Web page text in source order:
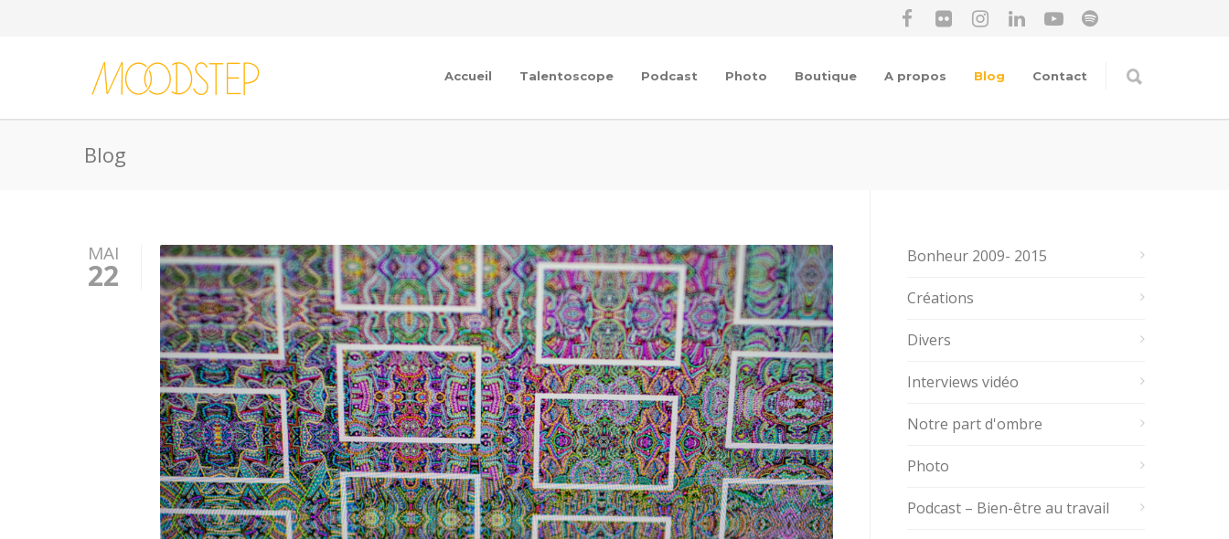
Accueil Talentoscope Podcast Photo Boutique A propos Blog Contact
Blog
MAI
22
Bonheur 2009- 2015
Créations
Divers
Interviews vidéo
Notre part d'ombre
Photo
Podcast – Bien-être au travail